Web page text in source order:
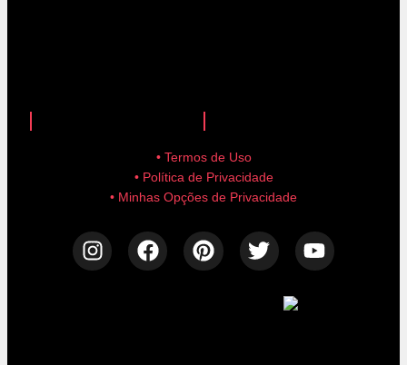
• Termos de Uso
• Política de Privacidade
• Minhas Opções de Privacidade